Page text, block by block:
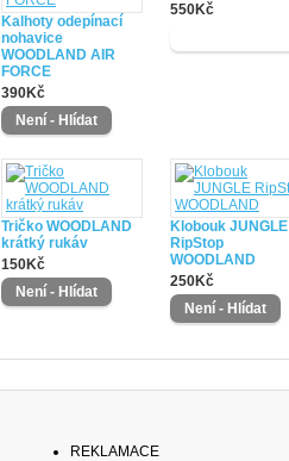
Kalhoty odepínací
nohavice
WOODLAND AIR
FORCE
390Kč
550Kč
Tričko WOODLAND
krátký rukáv
150Kč
Klobouk JUNGLE
RipStop
WOODLAND
250Kč
REKLAMACE